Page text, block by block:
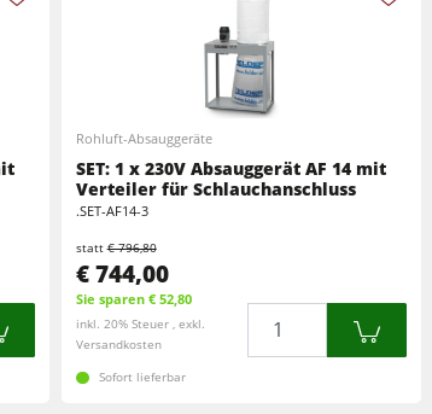
Rohluft-Absauggeräte
SET: 1 x 230V Absauggerät AF 14 mit
Verteiler für Schlauchanschluss
.SET-AF14-3
statt€ 796,80
€ 744,00
Sie sparen € 52,80
inkl. 20% Steuer , exkl.
Versandkosten
Sofort lieferbar